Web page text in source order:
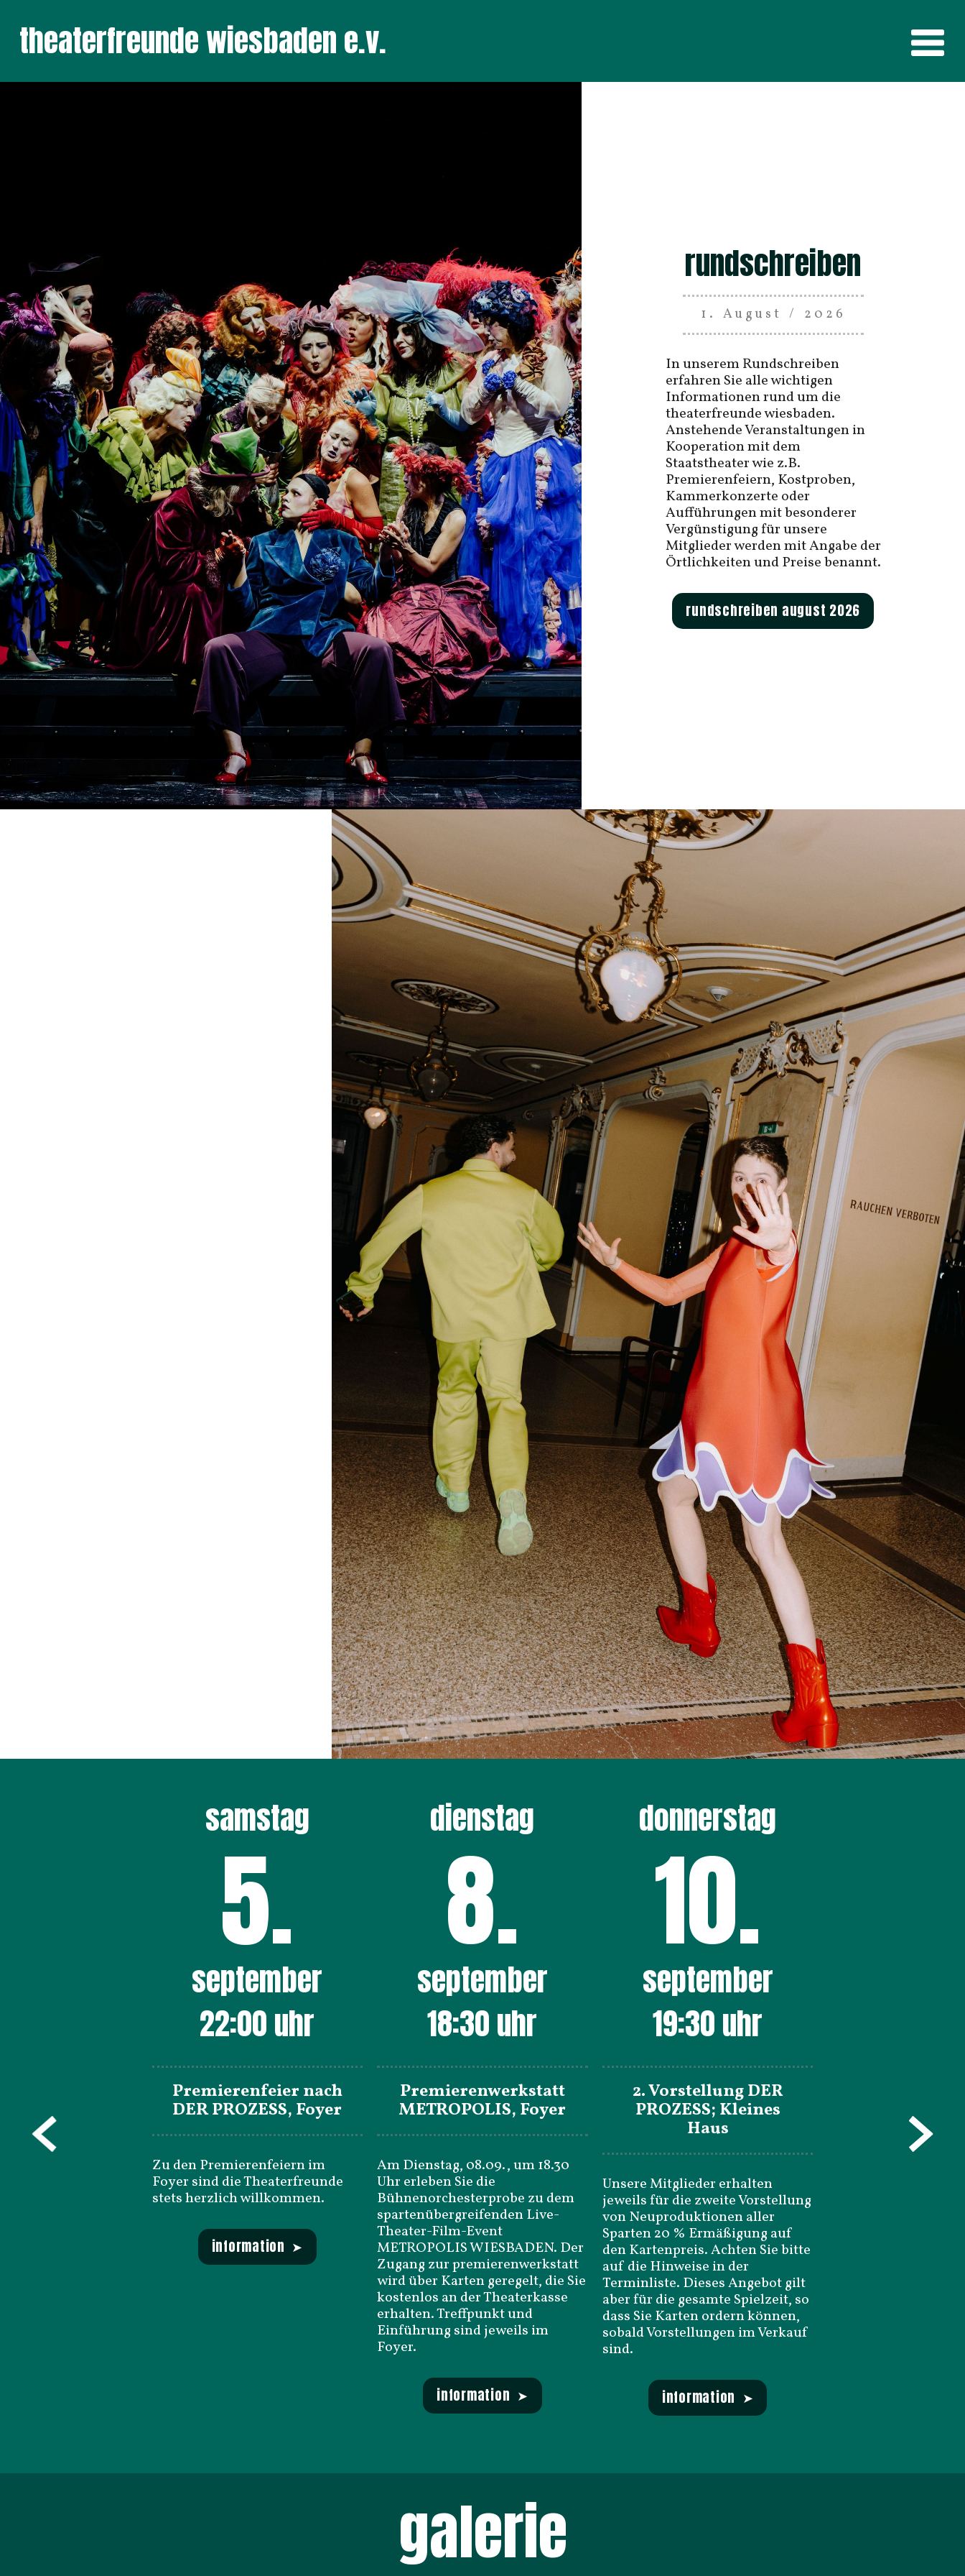
theaterfreunde wiesbaden e.v.
rundschreiben
1 . August / 2026
In unserem Rundschreiben
erfahren Sie alle wichtigen
Informationen rund um die
theaterfreunde wiesbaden.
Anstehende Veranstaltungen in
Kooperation mit dem
Staatstheater wie z.B.
Premierenfeiern, Kostproben,
Kammerkonzerte oder
Aufführungen mit besonderer
Vergünstigung für unsere
Mitglieder werden mit Angabe der
Örtlichkeiten und Preise benannt.
rundschreiben august 2026
samstag
5.
september
22:00uhr
Premierenfeier nach
DER PROZESS, Foyer
Zu den Premierenfeiern im
Foyer sind die Theaterfreunde
stets herzlich willkommen.
information ➤
dienstag
8.
september
18:30uhr
Premierenwerkstatt
METROPOLIS, Foyer
Am Dienstag, 08.09., um 18.30
Uhr erleben Sie die
Bühnenorchesterprobe zu dem
spartenübergreifenden Live-
Theater-Film-Event
METROPOLIS WIESBADEN. Der
Zugang zur premierenwerkstatt
wird über Karten geregelt, die Sie
kostenlos an der Theaterkasse
erhalten. Treffpunkt und
Einführung sind jeweils im
Foyer.
information ➤
donnerstag
10.
september
19:30uhr
2. Vorstellung DER
PROZESS; Kleines
Haus
Unsere Mitglieder erhalten
jeweils für die zweite Vorstellung
von Neuproduktionen aller
Sparten 20 % Ermäßigung auf
den Kartenpreis. Achten Sie bitte
auf die Hinweise in der
Terminliste. Dieses Angebot gilt
aber für die gesamte Spielzeit, so
dass Sie Karten ordern können,
sobald Vorstellungen im Verkauf
sind.
information ➤
galerie